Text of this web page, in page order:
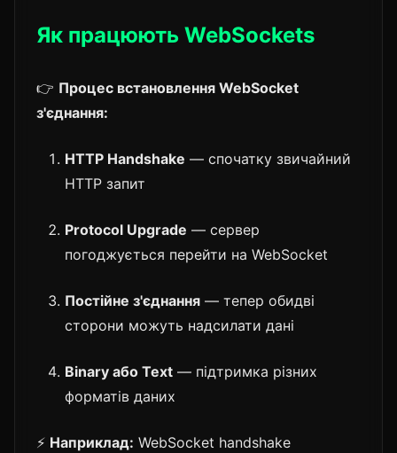
Як працюють WebSockets
👉 Процес встановлення WebSocket
з'єднання:
HTTP Handshake — спочатку звичайний
HTTP запит
Protocol Upgrade — сервер
погоджується перейти на WebSocket
Постійне з'єднання — тепер обидві
сторони можуть надсилати дані
Binary або Text — підтримка різних
форматів даних
⚡ Наприклад: WebSocket handshake